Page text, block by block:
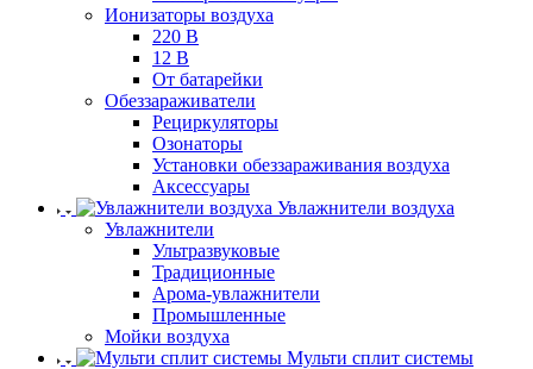
Ионизаторы воздуха
220 В
12 В
От батарейки
Обеззараживатели
Рециркуляторы
Озонаторы
Установки обеззараживания воздуха
Аксессуары
Увлажнители воздуха
Увлажнители
Ультразвуковые
Традиционные
Арома-увлажнители
Промышленные
Мойки воздуха
Мульти сплит системы